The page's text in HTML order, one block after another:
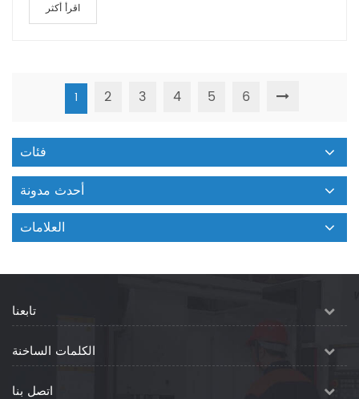
اقرأ أكثر
1 2 3 4 5 6
فئات
أحدث مدونة
العلامات
تابعنا
الكلمات الساخنة
اتصل بنا